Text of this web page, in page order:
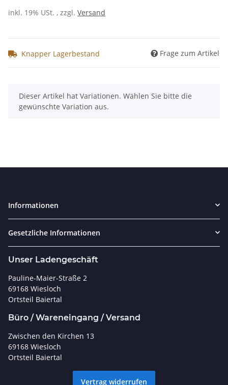
inkl. 19% USt. , zzgl. Versand
Knapper Lagerbestand Frage zum Artikel
x
Dieser Artikel hat Variationen. Wählen Sie bitte die
gewünschte Variation aus.
Informationen
Gesetzliche Informationen
Unser Ladengeschäft
Pauline-Maier-Straße 2
69168 Wiesloch
Ortsteil Baiertal
Büro / Wareneingang / Versand
Zwischen den Kirchen 13
69168 Wiesloch
Ortsteil Baiertal
Vertrag widerrufen